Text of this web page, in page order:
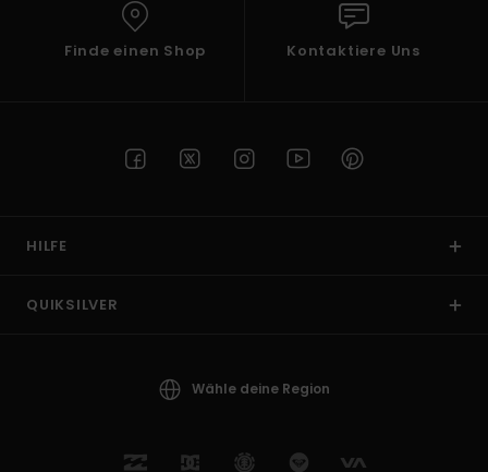
Finde einen Shop Kontaktiere Uns
HILFE
QUIKSILVER
Wähle deine Region